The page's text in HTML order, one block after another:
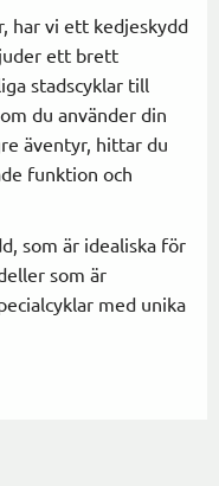
har vi ett kedjeskydd
ett brett
stadscyklar till
du använder din
äventyr, hittar du
funktion och
som är idealiska för
som är
med unika